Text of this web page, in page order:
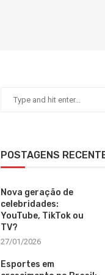
POSTAGENS
Nova geração de
celebridades:
YouTube, TikTok ou
TV?
27/01/2026
Esportes em